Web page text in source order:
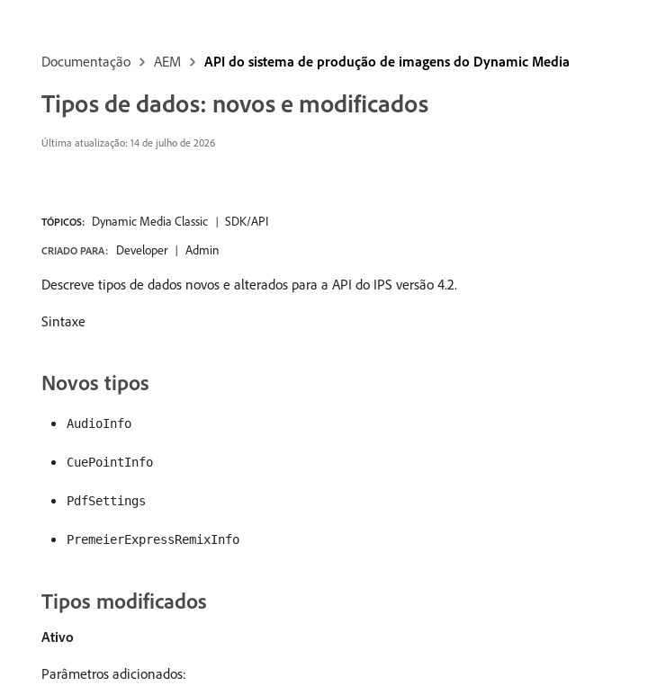
Documentação AEM API do sistema de produção de imagens do Dynamic Media
Tipos de dados: novos e modificados
Última atualização: 14 de julho de 2026
TÓPICOS: Dynamic Media Classic SDK/API
CRIADO PARA: Developer Admin
Descreve tipos de dados novos e alterados para a API do IPS versão 4.2.
Sintaxe
Novos tipos
AudioInfo
CuePointInfo
PdfSettings
PremeierExpressRemixInfo
Tipos modificados
Ativo
Parâmetros adicionados: